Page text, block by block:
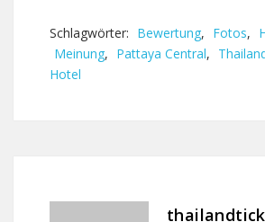
Schlagwörter: Bewertung, Fotos,
Meinung, Pattaya Central,
Hotel